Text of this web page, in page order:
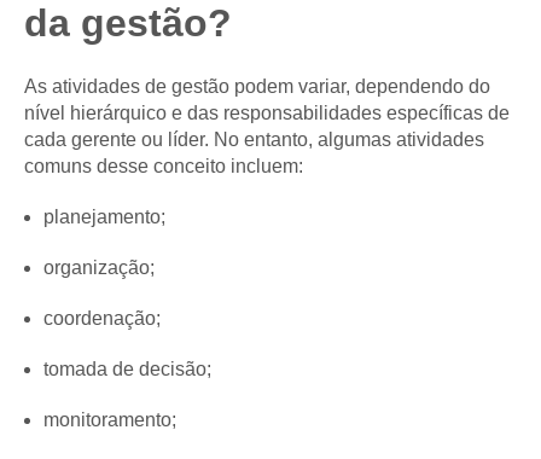
da gestão?
As atividades de gestão podem variar, dependendo do
nível hierárquico e das responsabilidades específicas de
cada gerente ou líder. No entanto, algumas atividades
comuns desse conceito incluem:
planejamento;
organização;
coordenação;
tomada de decisão;
monitoramento;